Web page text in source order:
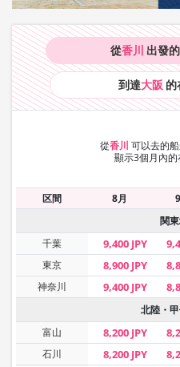
從香川 出發
到達大阪 的
從香川 可以去的
顯示3個月內的
区間 8月
関
千葉
9,400 JPY
東京 8,900 JPY
神奈川 9,400 JPY
北陸・
富山
8,200 JPY
石川 8,200 JPY